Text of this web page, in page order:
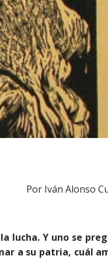
Por Iván Alonso
lucha. Y uno se
a su patria, cuál